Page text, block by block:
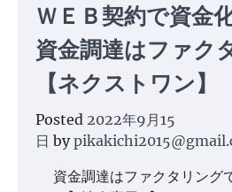
ＷＥＢ契約で資金
資金調達はファク
【ネクストワン】
Posted 2022年9月15
日 by
資金調達はファクタリング